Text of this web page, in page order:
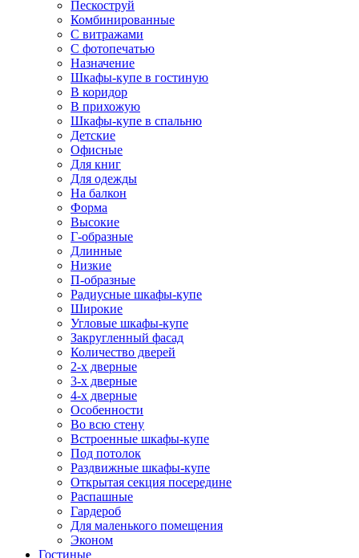
Пескоструй
Комбинированные
С витражами
С фотопечатью
Назначение
Шкафы-купе в гостиную
В коридор
В прихожую
Шкафы-купе в спальню
Детские
Офисные
Для книг
Для одежды
На балкон
Форма
Высокие
Г-образные
Длинные
Низкие
П-образные
Радиусные шкафы-купе
Широкие
Угловые шкафы-купе
Закругленный фасад
Количество дверей
2-х дверные
3-х дверные
4-х дверные
Особенности
Во всю стену
Встроенные шкафы-купе
Под потолок
Раздвижные шкафы-купе
Открытая секция посередине
Распашные
Гардероб
Для маленького помещения
Эконом
Гостиные